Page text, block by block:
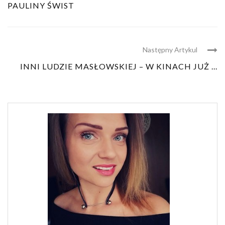
PAULINY ŚWIST
Następny Artykul
INNI LUDZIE MASŁOWSKIEJ – W KINACH JUŻ ...